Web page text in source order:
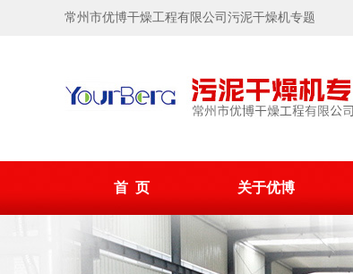
常州市优博干燥工程有限公司污泥干燥机专题
首 页 关于优博